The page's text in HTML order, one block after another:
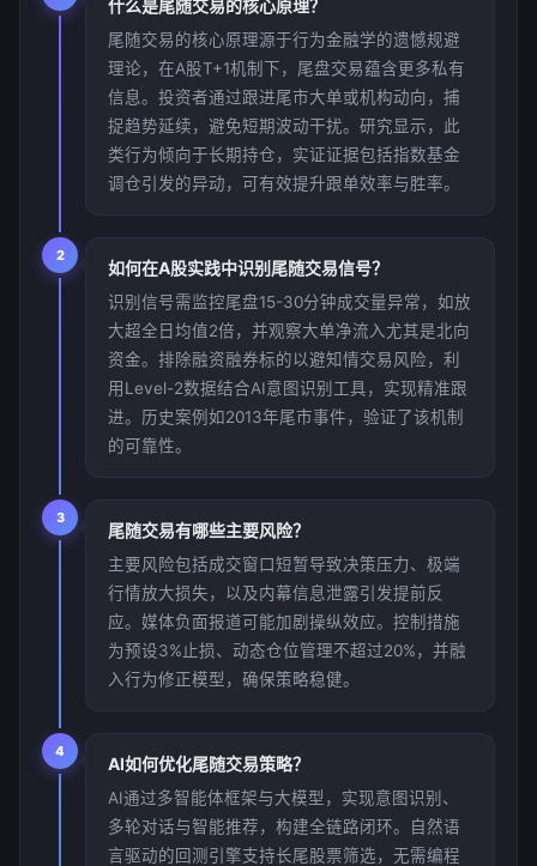
什么是尾随交易的核心原理？
尾随交易的核心原理源于行为金融学的遗憾规避
理论，在A股T+1机制下，尾盘交易蕴含更多私有
信息。投资者通过跟进尾市大单或机构动向，捕
捉趋势延续，避免短期波动干扰。研究显示，此
类行为倾向于长期持仓，实证证据包括指数基金
调仓引发的异动，可有效提升跟单效率与胜率。
2
如何在A股实践中识别尾随交易信号？
识别信号需监控尾盘15-30分钟成交量异常，如放
大超全日均值2倍，并观察大单净流入尤其是北向
资金。排除融资融券标的以避知情交易风险，利
用Level-2数据结合AI意图识别工具，实现精准跟
进。历史案例如2013年尾市事件，验证了该机制
的可靠性。
3
尾随交易有哪些主要风险？
主要风险包括成交窗口短暂导致决策压力、极端
行情放大损失，以及内幕信息泄露引发提前反
应。媒体负面报道可能加剧操纵效应。控制措施
为预设3%止损、动态仓位管理不超过20%，并融
入行为修正模型，确保策略稳健。
4
AI如何优化尾随交易策略？
AI通过多智能体框架与大模型，实现意图识别、
多轮对话与智能推荐，构建全链路闭环。自然语
言驱动的回测引擎支持长尾股票筛选，无需编程